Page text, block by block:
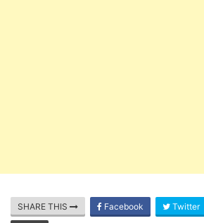
SHARE THIS Facebook Twitter